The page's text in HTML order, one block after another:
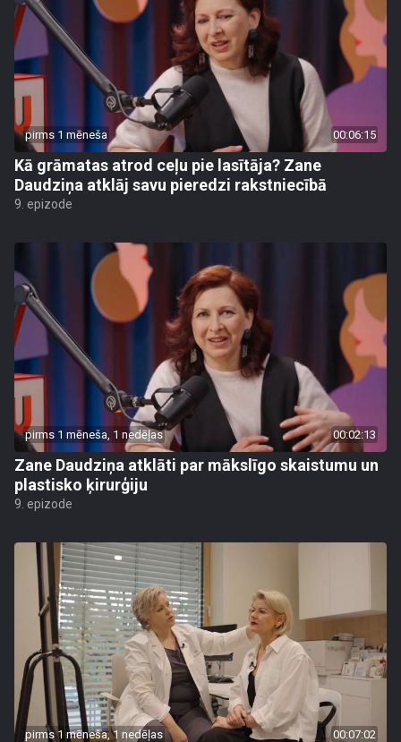
pirms 1 mēneša 00:06:15
Kā grāmatas atrod ceļu pie lasītāja? Zane
Daudziņa atklāj savu pieredzi rakstniecībā
9. epizode
pirms 1 mēneša, 1 nedēļas 00:02:13
Zane Daudziņa atklāti par mākslīgo skaistumu un
plastisko ķirurģiju
9. epizode
pirms 1 mēneša, 1 nedēļas 00:07:02